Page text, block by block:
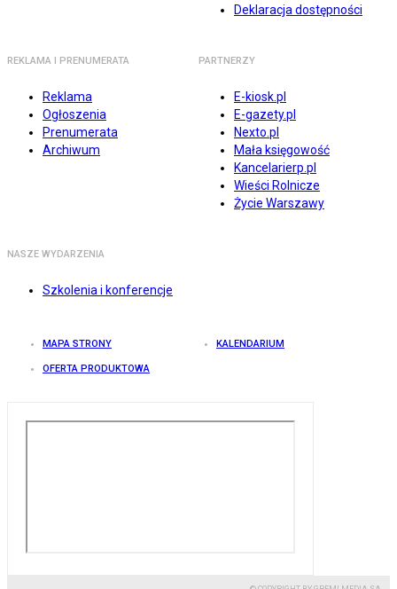
Deklaracja dostępności
REKLAMA I PRENUMERATA
Reklama
Ogłoszenia
Prenumerata
Archiwum
PARTNERZY
E-kiosk.pl
E-gazety.pl
Nexto.pl
Mała księgowość
Kancelarierp.pl
Wieści Rolnicze
Życie Warszawy
NASZE WYDARZENIA
Szkolenia i konferencje
MAPA STRONY KALENDARIUM
OFERTA PRODUKTOWA